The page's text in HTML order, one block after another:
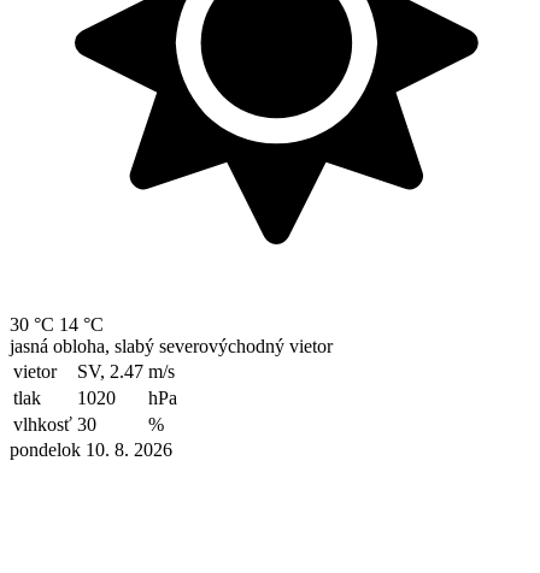
30 °C 14 °C
jasná obloha, slabý severovýchodný vietor
vietor
SV, 2.47 m/s
tlak
1020
hPa
vlhkosť 30
%
pondelok 10. 8. 2026